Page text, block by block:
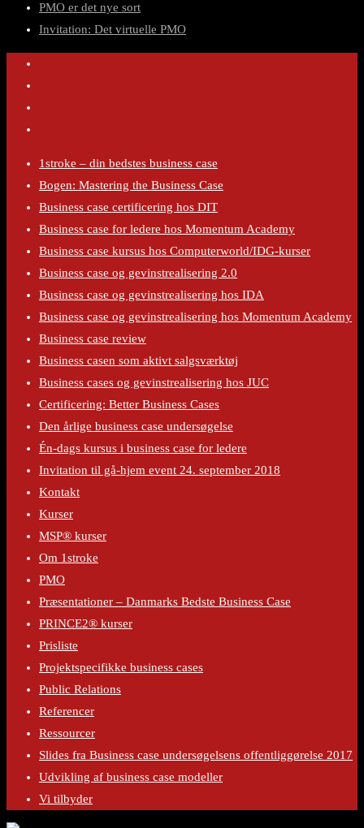
PMO er det nye sort
Invitation: Det virtuelle PMO
1stroke – din bedstes business case
Bogen: Mastering the Business Case
Business case certificering hos DIT
Business case for ledere hos Momentum Academy
Business case kursus hos Computerworld/IDG-kurser
Business case og gevinstrealisering 2.0
Business case og gevinstrealisering hos IDA
Business case og gevinstrealisering hos Momentum Academy
Business case review
Business casen som aktivt salgsværktøj
Business cases og gevinstrealisering hos JUC
Certificering: Better Business Cases
Den årlige business case undersøgelse
Én-dags kursus i business case for ledere
Invitation til gå-hjem event 24. september 2018
Kontakt
Kurser
MSP® kurser
Om 1stroke
PMO
Præsentationer – Danmarks Bedste Business Case
PRINCE2® kurser
Prisliste
Projektspecifikke business cases
Public Relations
Referencer
Ressourcer
Slides fra Business case undersøgelsens offentliggørelse 2017
Udvikling af business case modeller
Vi tilbyder